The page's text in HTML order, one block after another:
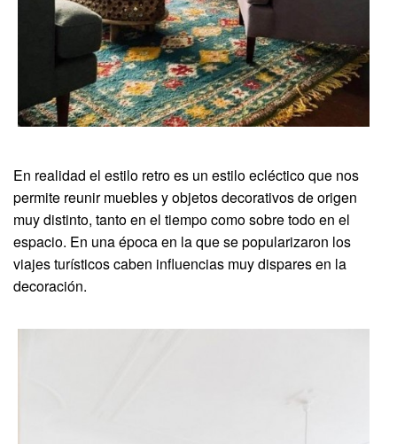
En realidad el estilo retro es un estilo ecléctico que nos
permite reunir muebles y objetos decorativos de origen
muy distinto, tanto en el tiempo como sobre todo en el
espacio. En una época en la que se popularizaron los
viajes turísticos caben influencias muy dispares en la
decoración.